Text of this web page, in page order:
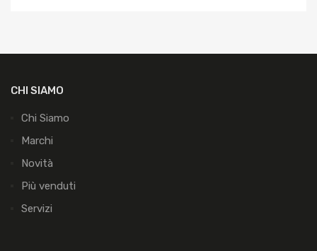
CHI SIAMO
Chi Siamo
Marchi
Novità
Più venduti
Servizi